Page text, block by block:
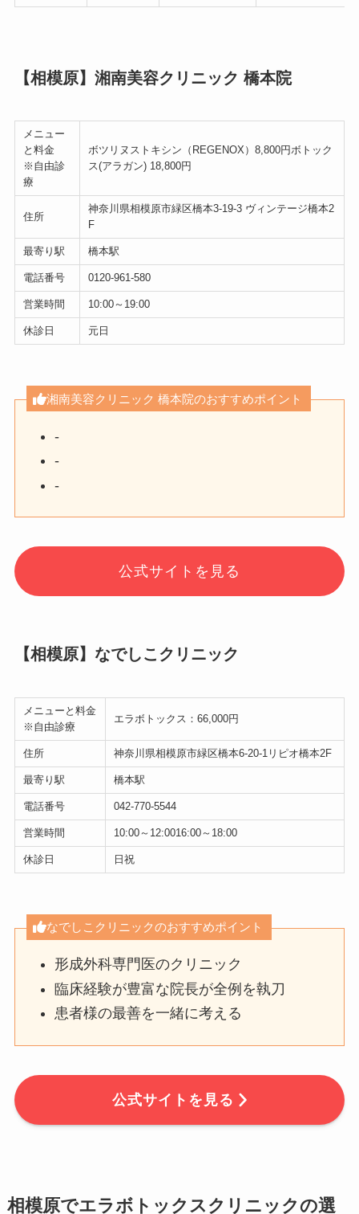
【相模原】湘南美容クリニック 橋本院
メニュー
と料金
※自由診
療
ボツリヌストキシン（REGENOX）8,800円ボトック
ス(アラガン) 18,800円
住所
神奈川県相模原市緑区橋本3-19-3 ヴィンテージ橋本2
F
最寄り駅 橋本駅
電話番号 0120-961-580
営業時間 10:00～19:00
休診日 元日
湘南美容クリニック 橋本院のおすすめポイント
-
-
-
公式サイトを見る
【相模原】なでしこクリニック
メニューと料金
※自由診療
エラボトックス：66,000円
住所 神奈川県相模原市緑区橋本6-20-1リピオ橋本2F
最寄り駅 橋本駅
電話番号 042-770-5544
営業時間 10:00～12:0016:00～18:00
休診日 日祝
なでしこクリニックのおすすめポイント
形成外科専門医のクリニック
臨床経験が豊富な院長が全例を執刀
患者様の最善を一緒に考える
公式サイトを見る
相模原でエラボトックスクリニックの選